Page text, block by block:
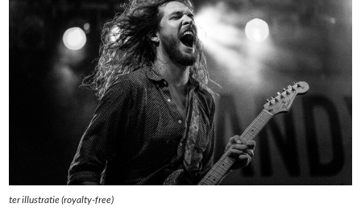
ter illustratie (royalty-free)